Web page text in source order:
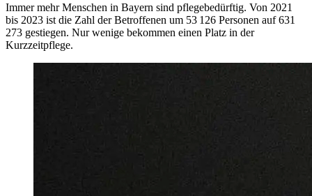
Immer mehr Menschen in Bayern sind pflegebedürftig. Von 2021
bis 2023 ist die Zahl der Betroffenen um 53 126 Personen auf 631
273 gestiegen. Nur wenige bekommen einen Platz in der
Kurzzeitpflege.